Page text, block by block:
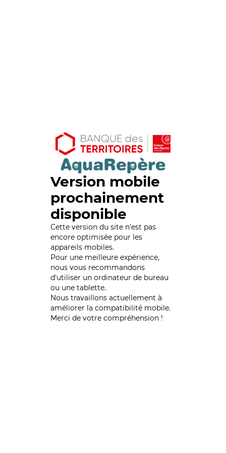
Version mobile
prochainement
disponible
Cette version du site n’est pas
encore optimisée pour les
appareils mobiles.
Pour une meilleure expérience,
nous vous recommandons
d'utiliser un ordinateur de bureau
ou une tablette.
Nous travaillons actuellement à
améliorer la compatibilité mobile.
Merci de votre compréhension !